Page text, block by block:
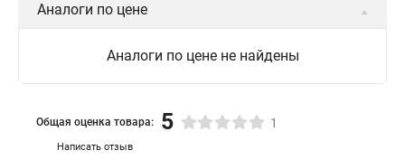
Аналоги по цене
Аналоги по цене не найдены
Написать отзыв
Общая оценка товара: 5 1